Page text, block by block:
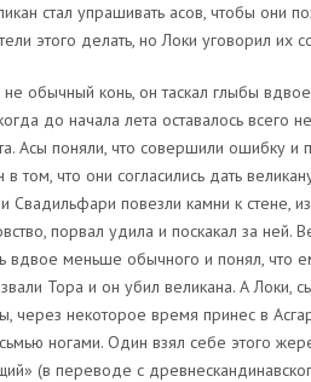
стал упрашивать асов, чтобы они
этого делать, но Локи уговорил их
обычный конь, он таскал глыбы
до начала лета оставалось всего
Асы поняли, что совершили ошибку и
том, что они согласились дать
Свадильфари повезли камни к стене,
порвал удила и поскакал за ней.
вдвое меньше обычного и понял, что
Тора и он убил великана. А Локи,
через некоторое время принес в
ногами. Один взял себе этого
(в переводе с